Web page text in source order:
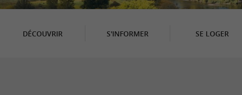
DÉCOUVRIR S'INFORMER SE LOGER